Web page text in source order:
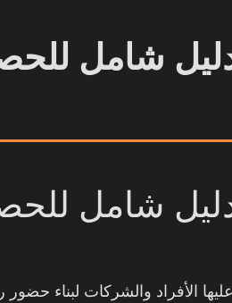
انستقرام مجانا 2026
انستقرام مجانا 2026
الأفراد والشركات لبناء